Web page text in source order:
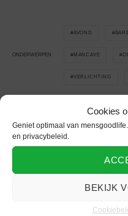
Cookies
Geniet optimaal van
en privacybeleid.
BEKIJK
ONDERWERPEN
AVOND
MANCAVE
VERLICHTING